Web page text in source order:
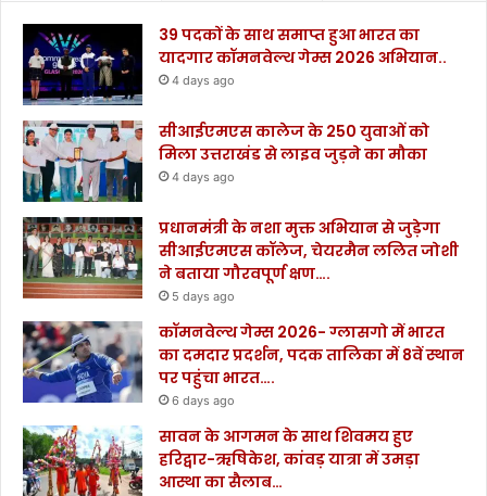
39 पदकों के साथ समाप्त हुआ भारत का
यादगार कॉमनवेल्थ गेम्स 2026 अभियान..
4 days ago
सीआईएमएस कालेज के 250 युवाओं को
मिला उत्तराखंड से लाइव जुड़ने का मौका
4 days ago
प्रधानमंत्री के नशा मुक्त अभियान से जुड़ेगा
सीआईएमएस कॉलेज, चेयरमैन ललित जोशी
ने बताया गौरवपूर्ण क्षण….
5 days ago
कॉमनवेल्थ गेम्स 2026- ग्लासगो में भारत
का दमदार प्रदर्शन, पदक तालिका में 8वें स्थान
पर पहुंचा भारत….
6 days ago
सावन के आगमन के साथ शिवमय हुए
हरिद्वार-ऋषिकेश, कांवड़ यात्रा में उमड़ा
आस्था का सैलाब…